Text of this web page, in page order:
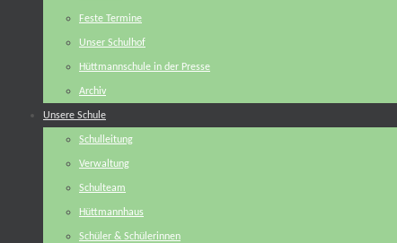
Feste Termine
Unser Schulhof
Hüttmannschule in der Presse
Archiv
Unsere Schule
Schulleitung
Verwaltung
Schulteam
Hüttmannhaus
Schüler & Schülerinnen